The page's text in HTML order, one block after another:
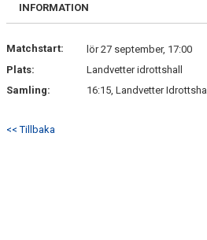
NYHETSARKIV
INFORMATION
Matchstart:
lör 27 september, 17:00
Plats:
Landvetter idrottshall
Samling:
16:15, Landvetter Idrottshall
<< Tillbaka